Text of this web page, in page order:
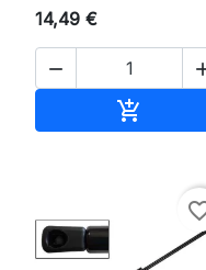
14,49 €

